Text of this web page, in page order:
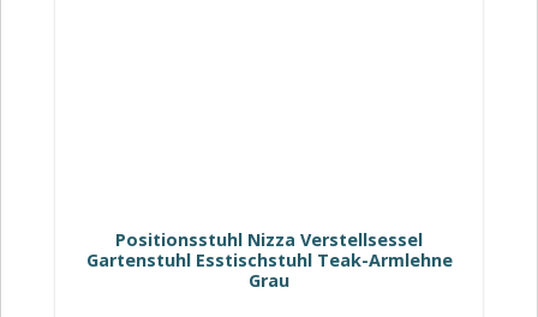
Positionsstuhl Nizza Verstellsessel
Gartenstuhl Esstischstuhl Teak-Armlehne
Grau